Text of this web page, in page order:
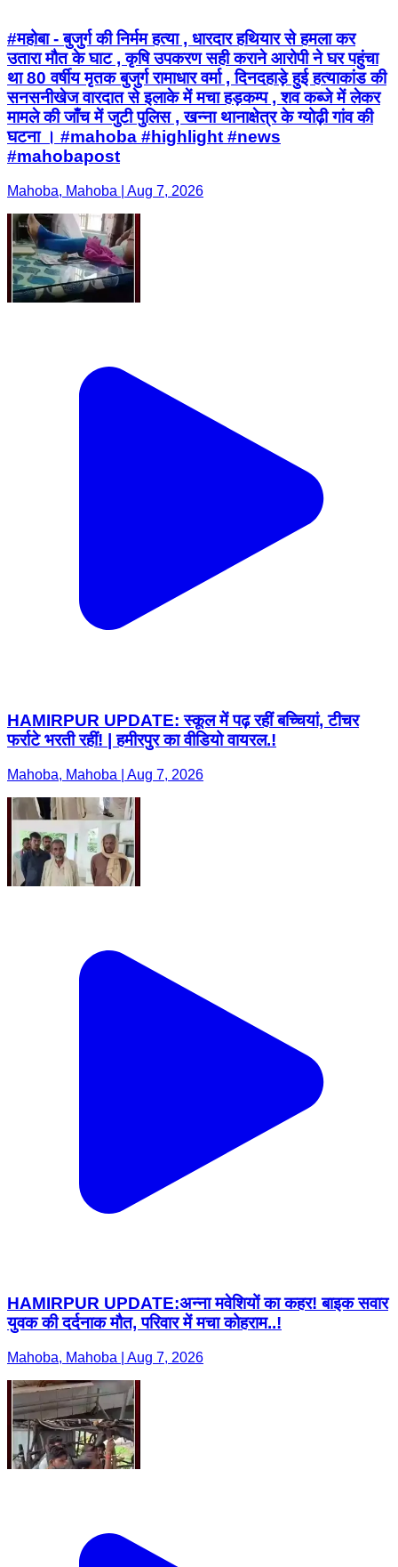
#महोबा - बुजुर्ग की निर्मम हत्या , धारदार हथियार से हमला कर
उतारा मौत के घाट , कृषि उपकरण सही कराने आरोपी ने घर पहुंचा
था 80 वर्षीय मृतक बुजुर्ग रामाधार वर्मा , दिनदहाड़े हुई हत्याकांड की
सनसनीखेज वारदात से इलाके में मचा हड़कम्प , शव कब्जे में लेकर
मामले की जाँच में जुटी पुलिस , खन्ना थानाक्षेत्र के ग्योढ़ी गांव की
घटना । #mahoba #highlight #news
#mahobapost
Mahoba, Mahoba | Aug 7, 2026
HAMIRPUR UPDATE: स्कूल में पढ़ रहीं बच्चियां, टीचर
फर्राटे भरती रहीं! | हमीरपुर का वीडियो वायरल.!
Mahoba, Mahoba | Aug 7, 2026
HAMIRPUR UPDATE:अन्ना मवेशियों का कहर! बाइक सवार
युवक की दर्दनाक मौत, परिवार में मचा कोहराम..!
Mahoba, Mahoba | Aug 7, 2026